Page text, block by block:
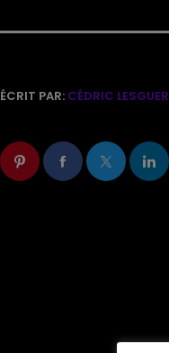
ÉCRIT PAR: CÉDRIC LESGUER